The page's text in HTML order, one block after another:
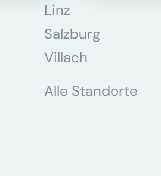
Linz
Salzburg
Villach
Alle Standorte